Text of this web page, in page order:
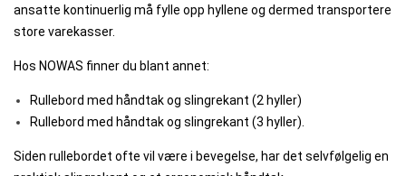
ansatte kontinuerlig må fylle opp hyllene og dermed transportere
store varekasser.
Hos NOWAS finner du blant annet:
Rullebord med håndtak og slingrekant (2 hyller)
Rullebord med håndtak og slingrekant (3 hyller).
Siden rullebordet ofte vil være i bevegelse, har det selvfølgelig en